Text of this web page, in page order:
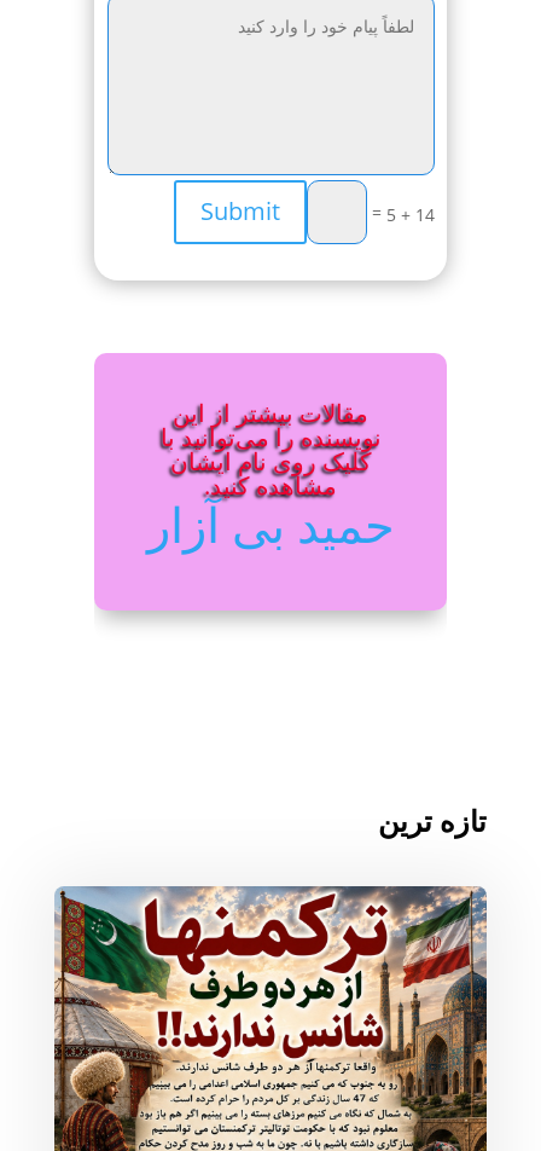
14 + 5
=
Submit
مقالات بیشتر از این
نویسنده را می‌توانید با
کلیک روی نام ایشان
مشاهده کنید.
حمید بی آزار
تازه ترین